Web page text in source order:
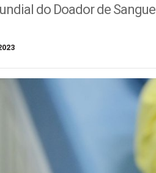
do Doador de Sangue